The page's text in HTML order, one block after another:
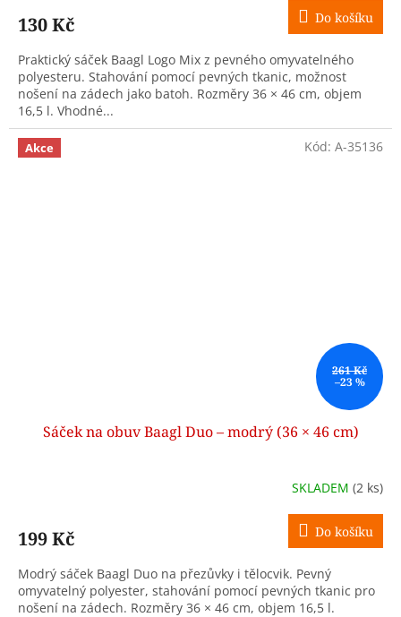
130 Kč Do košíku
Praktický sáček Baagl Logo Mix z pevného omyvatelného
polyesteru. Stahování pomocí pevných tkanic, možnost
nošení na zádech jako batoh. Rozměry 36 × 46 cm, objem
16,5 l. Vhodné...
Akce
261 Kč
–23 %
Sáček na obuv Baagl Duo – modrý (36 × 46 cm)
SKLADEM (2 ks)
199 Kč Do košíku
Modrý sáček Baagl Duo na přezůvky i tělocvik. Pevný
omyvatelný polyester, stahování pomocí pevných tkanic pro
nošení na zádech. Rozměry 36 × 46 cm, objem 16,5 l.
Kód: A-35136